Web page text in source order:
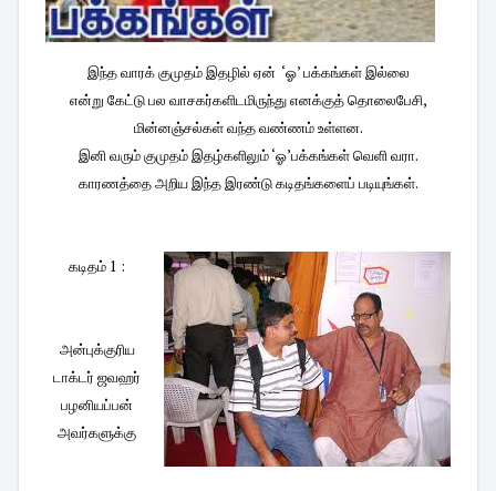
இந்த வாரக் குமுதம் இதழில் ஏன் ‘ஓ’ பக்கங்கள் இல்லை
என்று கேட்டு பல வாசகர்களிடமிருந்து எனக்குத் தொலைபேசி,
மின்னஞ்சல்கள் வந்த வண்ணம் உள்ளன.
இனி வரும் குமுதம் இதழ்களிலும் ‘ஓ’பக்கங்கள் வெளி வரா.
காரணத்தை அறிய இந்த இரண்டு கடிதங்களைப் படியுங்கள்.
கடிதம் 1 :
அன்புக்குரிய
டாக்டர் ஜவஹர்
பழனியப்பன்
அவர்களுக்கு